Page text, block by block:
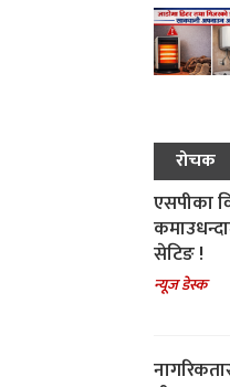
रोचक
एसपीका
सेटिङ !
न्यूज डेस्क